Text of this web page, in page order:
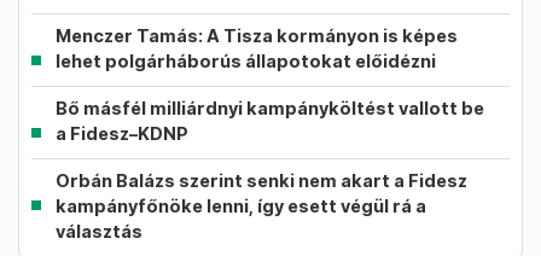
Menczer Tamás: A Tisza kormányon is képes
lehet polgárháborús állapotokat előidézni
Bő másfél milliárdnyi kampányköltést vallott be
a Fidesz–KDNP
Orbán Balázs szerint senki nem akart a Fidesz
kampányfőnöke lenni, így esett végül rá a
választás